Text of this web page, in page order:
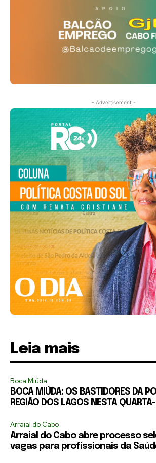
- Advertisement -
Leia mais
Boca Miúda
BOCA MIÚDA: OS BASTIDORES DA
REGIÃO DOS LAGOS NESTA
Arraial do Cabo
Arraial do Cabo abre processo
vagas para profissionais da